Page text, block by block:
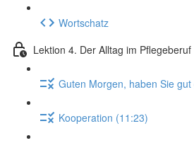
Wortschatz
Lektion 4. Der Alltag im Pflegeberuf
Guten Morgen, haben Sie
Kooperation (11:23)